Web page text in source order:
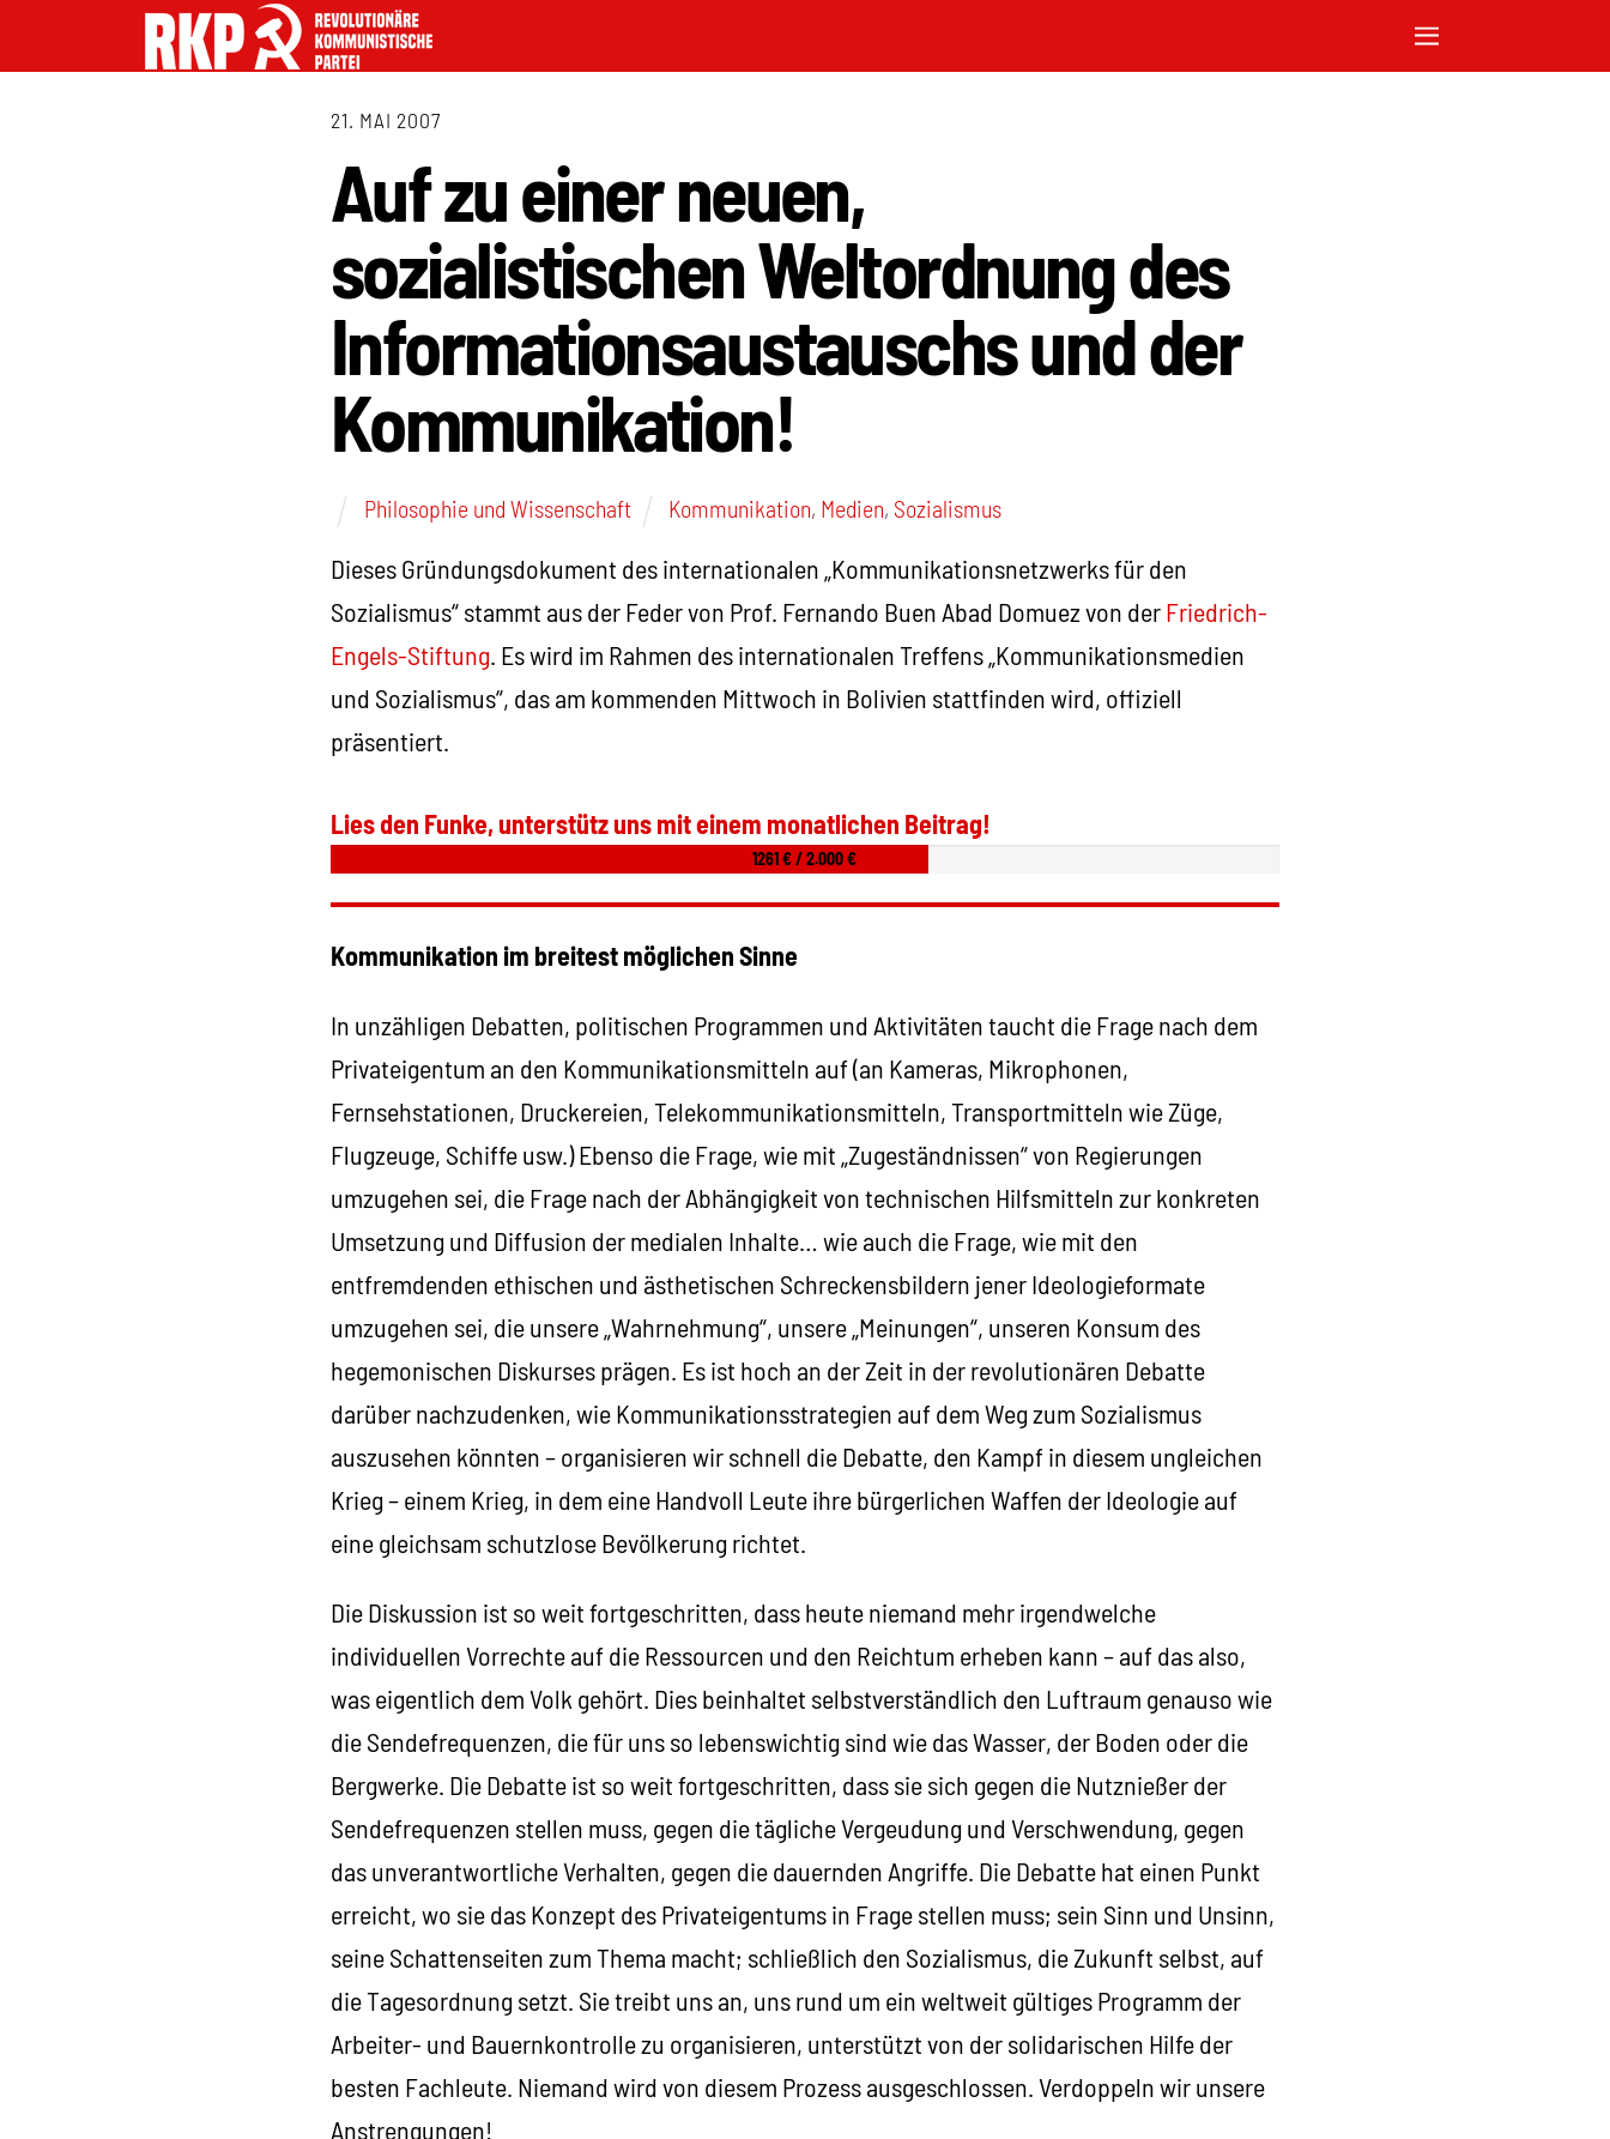
21. MAI 2007
Auf zu einer neuen,
sozialistischen Weltordnung des
Informationsaustauschs und der
Kommunikation!
Philosophie und Wissenschaft Kommunikation, Medien, Sozialismus
Dieses Gründungsdokument des internationalen „Kommunikationsnetzwerks für den
Sozialismus“ stammt aus der Feder von Prof. Fernando Buen Abad Domuez von derFriedrich-
Engels-Stiftung. Es wird im Rahmen des internationalen Treffens „Kommunikationsmedien
und Sozialismus“, das am kommenden Mittwoch in Bolivien stattfinden wird, offiziell
präsentiert.
Lies den Funke, unterstütz uns mit einem monatlichen Beitrag!
1261 € / 2.000 €
Kommunikation im breitest möglichen Sinne
In unzähligen Debatten, politischen Programmen und Aktivitäten taucht die Frage nach dem
Privateigentum an den Kommunikationsmitteln auf (an Kameras, Mikrophonen,
Fernsehstationen, Druckereien, Telekommunikationsmitteln, Transportmitteln wie Züge,
Flugzeuge, Schiffe usw.) Ebenso die Frage, wie mit „Zugeständnissen“ von Regierungen
umzugehen sei, die Frage nach der Abhängigkeit von technischen Hilfsmitteln zur konkreten
Umsetzung und Diffusion der medialen Inhalte… wie auch die Frage, wie mit den
entfremdenden ethischen und ästhetischen Schreckensbildern jener Ideologieformate
umzugehen sei, die unsere „Wahrnehmung“, unsere „Meinungen“, unseren Konsum des
hegemonischen Diskurses prägen. Es ist hoch an der Zeit in der revolutionären Debatte
darüber nachzudenken, wie Kommunikationsstrategien auf dem Weg zum Sozialismus
auszusehen könnten – organisieren wir schnell die Debatte, den Kampf in diesem ungleichen
Krieg – einem Krieg, in dem eine Handvoll Leute ihre bürgerlichen Waffen der Ideologie auf
eine gleichsam schutzlose Bevölkerung richtet.
Die Diskussion ist so weit fortgeschritten, dass heute niemand mehr irgendwelche
individuellen Vorrechte auf die Ressourcen und den Reichtum erheben kann – auf das also,
was eigentlich dem Volk gehört. Dies beinhaltet selbstverständlich den Luftraum genauso wie
die Sendefrequenzen, die für uns so lebenswichtig sind wie das Wasser, der Boden oder die
Bergwerke. Die Debatte ist so weit fortgeschritten, dass sie sich gegen die Nutznießer der
Sendefrequenzen stellen muss, gegen die tägliche Vergeudung und Verschwendung, gegen
das unverantwortliche Verhalten, gegen die dauernden Angriffe. Die Debatte hat einen Punkt
erreicht, wo sie das Konzept des Privateigentums in Frage stellen muss; sein Sinn und Unsinn,
seine Schattenseiten zum Thema macht; schließlich den Sozialismus, die Zukunft selbst, auf
die Tagesordnung setzt. Sie treibt uns an, uns rund um ein weltweit gültiges Programm der
Arbeiter- und Bauernkontrolle zu organisieren, unterstützt von der solidarischen Hilfe der
besten Fachleute. Niemand wird von diesem Prozess ausgeschlossen. Verdoppeln wir unsere
Anstrengungen!